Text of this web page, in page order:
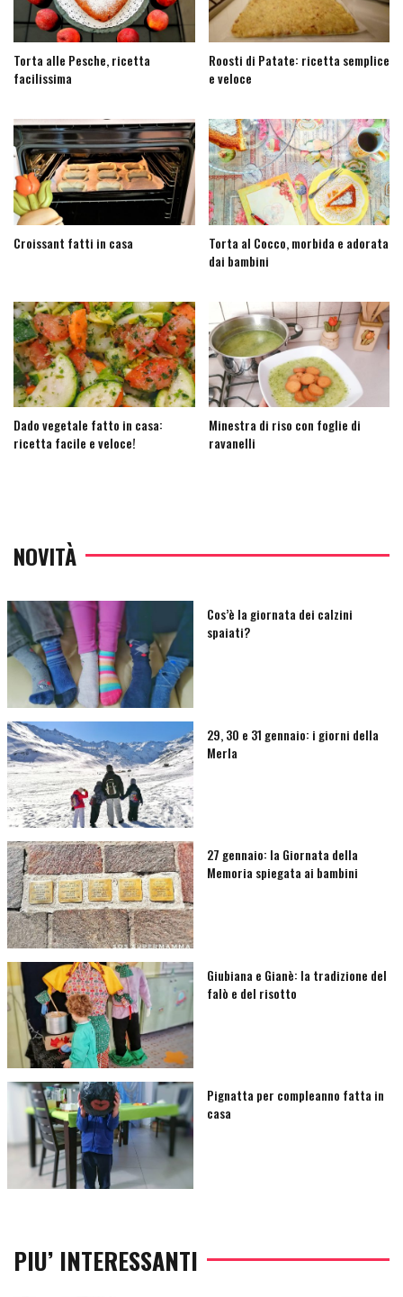
Torta alle Pesche, ricetta
facilissima
Roosti di Patate: ricetta semplice
e veloce
Croissant fatti in casa
Torta al Cocco, morbida e adorata
dai bambini
Dado vegetale fatto in casa:
ricetta facile e veloce!
Minestra di riso con foglie di
ravanelli
NOVITÀ
Cos’è la giornata dei calzini
spaiati?
29, 30 e 31 gennaio: i giorni della
Merla
27 gennaio: la Giornata della
Memoria spiegata ai bambini
Giubiana e Gianè: la tradizione del
falò e del risotto
Pignatta per compleanno fatta in
casa
PIU’ INTERESSANTI